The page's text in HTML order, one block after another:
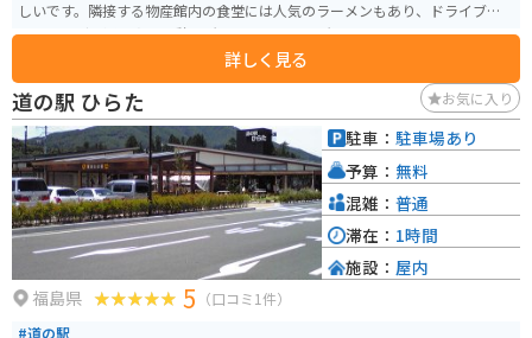
しいです。隣接する物産館内の食堂には人気のラーメンもあり、ドライブや
ツーリングの通過点・休憩場所として面白い場所です。
詳しく見る
道の駅 ひらた お気に入り
福島県 5 （口コミ1件）
#道の駅
駐車： 駐車場あり
予算： 無料
混雑： 普通
滞在： 1時間
施設： 屋内